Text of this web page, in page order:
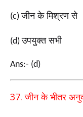
(c)जीन के मिश्रण से
(d)उपयुक्त सभी
Ans:- (d)
37.जीन के भीतर